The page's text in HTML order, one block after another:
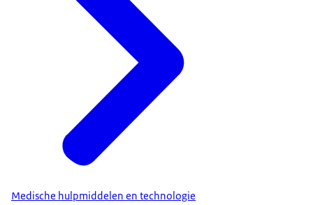
Medische hulpmiddelen en technologie